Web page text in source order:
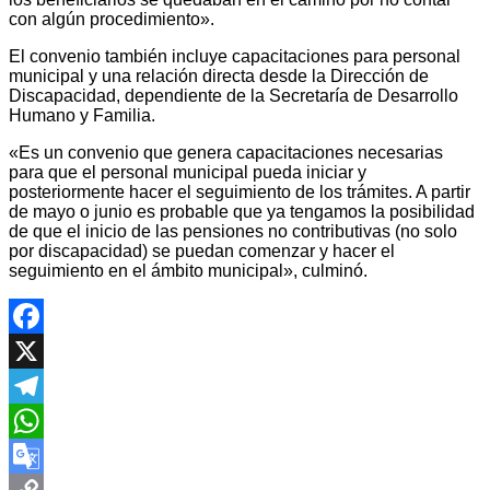
con algún procedimiento».
El convenio también incluye capacitaciones para personal
municipal y una relación directa desde la Dirección de
Discapacidad, dependiente de la Secretaría de Desarrollo
Humano y Familia.
«Es un convenio que genera capacitaciones necesarias
para que el personal municipal pueda iniciar y
posteriormente hacer el seguimiento de los trámites. A partir
de mayo o junio es probable que ya tengamos la posibilidad
de que el inicio de las pensiones no contributivas (no solo
por discapacidad) se puedan comenzar y hacer el
seguimiento en el ámbito municipal», culminó.
Facebook
X
Telegram
WhatsApp